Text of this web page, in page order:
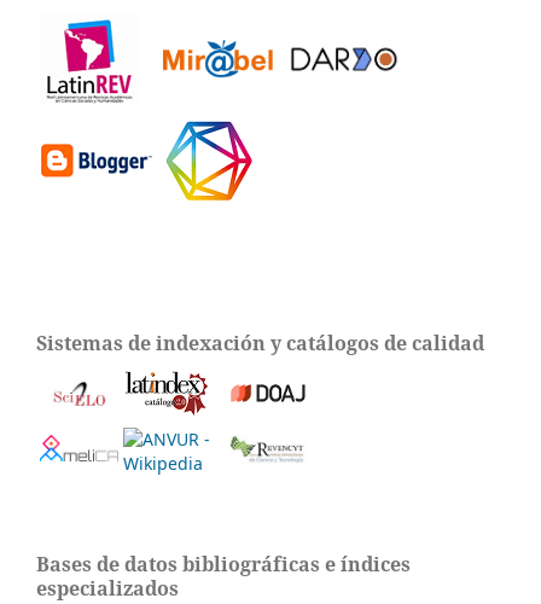
Sistemas de indexación y catálogos de calidad
Bases de datos bibliográficas e índices
especializados